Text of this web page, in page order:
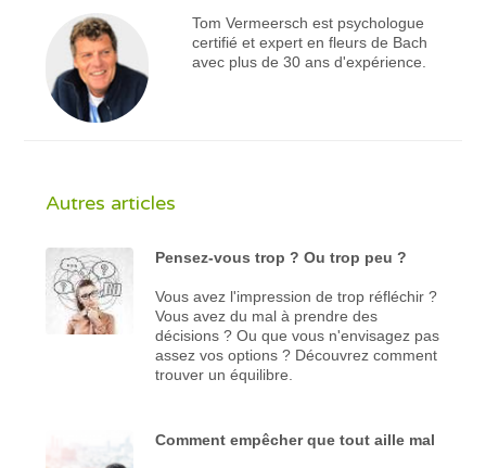
Tom Vermeersch est psychologue
certifié et expert en fleurs de Bach
avec plus de 30 ans d'expérience.
Autres articles
Pensez-vous trop ? Ou trop peu ?
Vous avez l'impression de trop réfléchir ?
Vous avez du mal à prendre des
décisions ? Ou que vous n'envisagez pas
assez vos options ? Découvrez comment
trouver un équilibre.
Comment empêcher que tout aille mal